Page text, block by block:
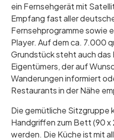
ein Fernsehgerät mit
Empfang fast aller
Fernsehprogramme sowie
Player. Auf dem ca. 7.000
Grundstück steht auch das
Eigentümers, der auf
Wanderungen informiert
Restaurants in der Nähe
Die gemütliche Sitzgruppe
Handgriffen zum Bett (90
werden. Die Küche ist mit